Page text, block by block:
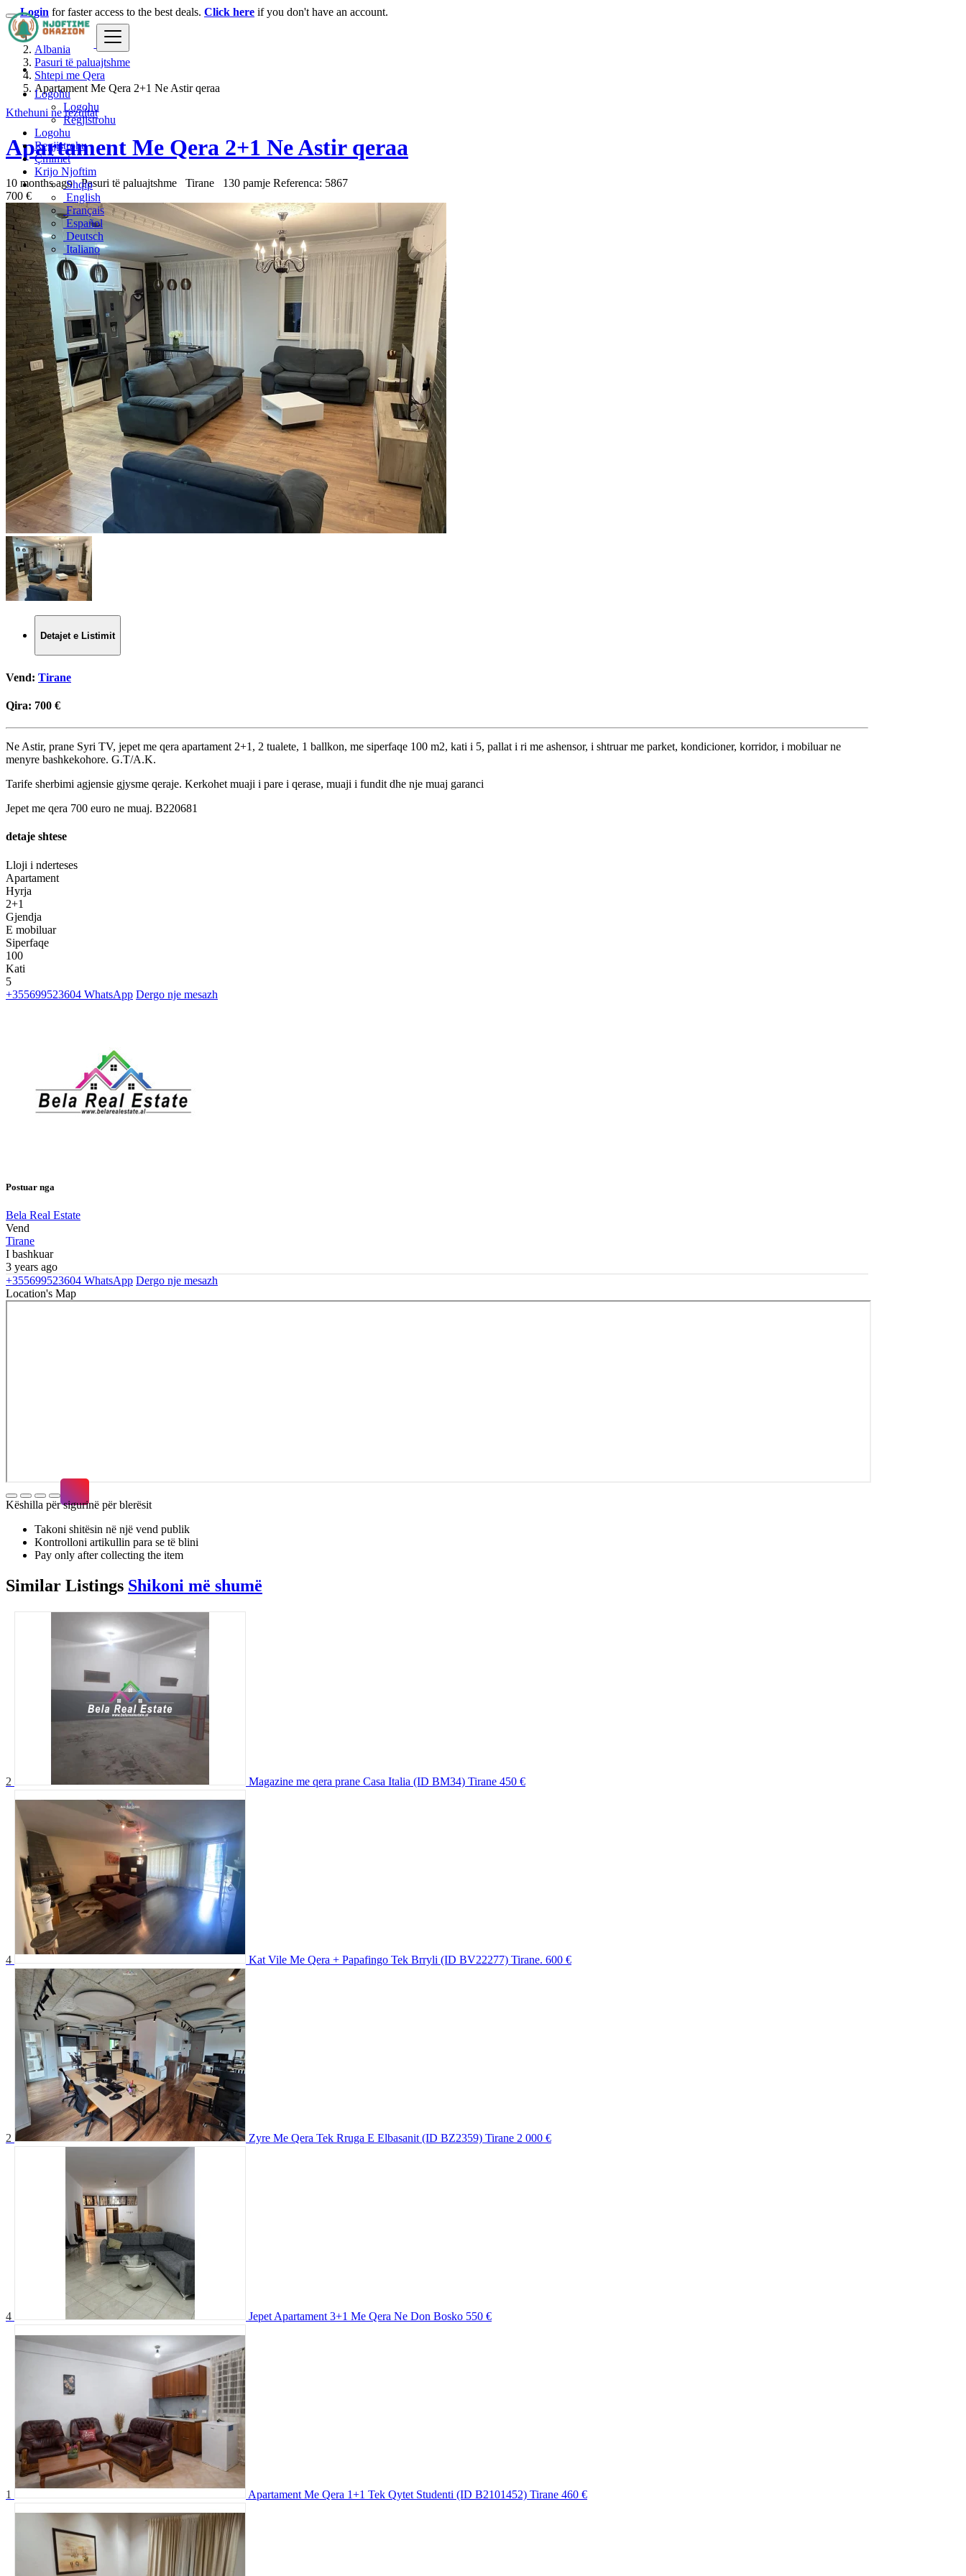
Logohu
Logohu
Regjistrohu
Logohu
Regjistrohu
Çmimet
Krijo Njoftim
Shqip
English
Français
Español
Deutsch
Italiano
Login for faster access to the best deals. Click here if you don't have an account.
Albania
Pasuri të paluajtshme
Shtepi me Qera
Apartament Me Qera 2+1 Ne Astir qeraa
Kthehuni ne rezultat
Apartament Me Qera 2+1 Ne Astir qeraa
10 months ago Pasuri të paluajtshme Tirane 130 pamje Referenca: 5867
700 €
Detajet e Listimit
Vend: Tirane
Qira: 700 €
Ne Astir, prane Syri TV, jepet me qera apartament 2+1, 2 tualete, 1 ballkon, me siperfaqe 100 m2, kati i 5, pallat i ri me ashensor, i shtruar me parket, kondicioner, korridor, i mobiluar ne
menyre bashkekohore. G.T/A.K.
Tarife sherbimi agjensie gjysme qeraje. Kerkohet muaji i pare i qerase, muaji i fundit dhe nje muaj garanci
Jepet me qera 700 euro ne muaj. B220681
detaje shtese
Lloji i nderteses
Apartament
Hyrja
2+1
Gjendja
E mobiluar
Siperfaqe
100
Kati
5
+355699523604 WhatsApp Dergo nje mesazh
Postuar nga
Bela Real Estate
Vend
Tirane
I bashkuar
3 years ago
+355699523604 WhatsApp Dergo nje mesazh
Location's Map
Këshilla për sigurinë për blerësit
Takoni shitësin në një vend publik
Kontrolloni artikullin para se të blini
Pay only after collecting the item
Similar Listings Shikoni më shumë
2 Magazine me qera prane Casa Italia (ID BM34) Tirane 450 €
4 Kat Vile Me Qera + Papafingo Tek Brryli (ID BV22277) Tirane. 600 €
2 Zyre Me Qera Tek Rruga E Elbasanit (ID BZ2359) Tirane 2 000 €
4 Jepet Apartament 3+1 Me Qera Ne Don Bosko 550 €
1 Apartament Me Qera 1+1 Tek Qytet Studenti (ID B2101452) Tirane 460 €